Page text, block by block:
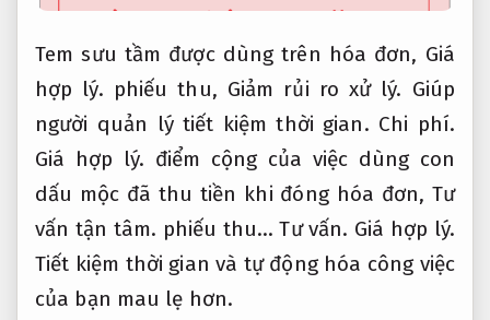
Tem sưu tầm được dùng trên hóa đơn, Giá
hợp lý. phiếu thu, Giảm rủi ro xử lý. Giúp
người quản lý tiết kiệm thời gian. Chi phí.
Giá hợp lý. điểm cộng của việc dùng con
dấu mộc đã thu tiền khi đóng hóa đơn, Tư
vấn tận tâm. phiếu thu…Tư vấn. Giá hợp lý.
Tiết kiệm thời gian và tự động hóa công việc
của bạn mau lẹ hơn.